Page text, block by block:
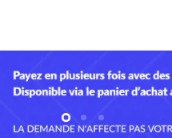
Diapositive
Diapositive
Diapositive